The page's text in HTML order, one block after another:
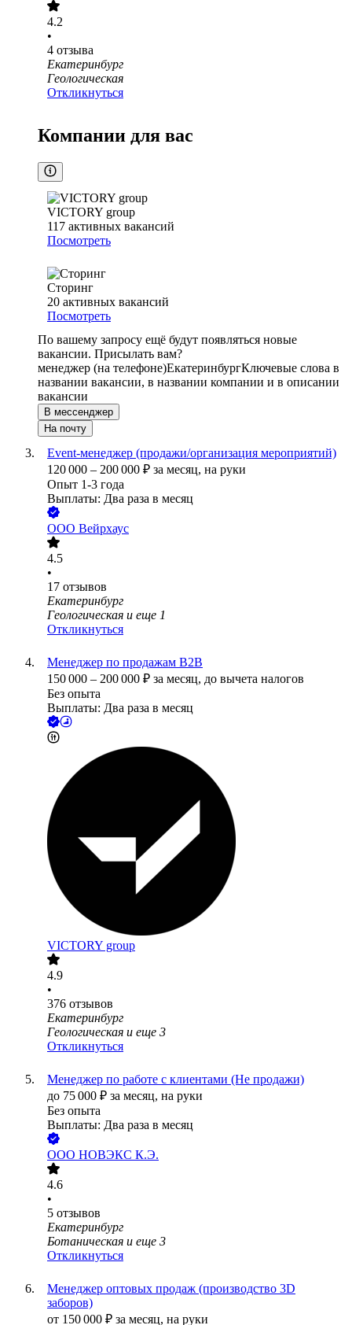
4.2
•
4 отзыва
Екатеринбург
Геологическая
Откликнуться
Компании для вас
VICTORY group
117 активных вакансий
Посмотреть
Сторинг
20 активных вакансий
Посмотреть
По вашему запросу ещё будут появляться новые
вакансии. Присылать вам?
менеджер (на телефоне)ЕкатеринбургКлючевые слова в
названии вакансии, в названии компании и в описании
вакансии
В мессенджер
На почту
Event-менеджер (продажи/организация мероприятий)
120 000 – 200 000 ₽ за месяц, на руки
Опыт 1-3 года
Выплаты: Два раза в месяц
ООО Вейрхаус
4.5
•
17 отзывов
Екатеринбург
Геологическая и еще 1
Откликнуться
Менеджер по продажам B2B
150 000 – 200 000 ₽ за месяц, до вычета налогов
Без опыта
Выплаты: Два раза в месяц
VICTORY group
4.9
•
376 отзывов
Екатеринбург
Геологическая и еще 3
Откликнуться
Менеджер по работе с клиентами (Не продажи)
до 75 000 ₽ за месяц, на руки
Без опыта
Выплаты: Два раза в месяц
ООО НОВЭКС К.Э.
4.6
•
5 отзывов
Екатеринбург
Ботаническая и еще 3
Откликнуться
Менеджер оптовых продаж (производство 3D
заборов)
от 150 000 ₽ за месяц, на руки